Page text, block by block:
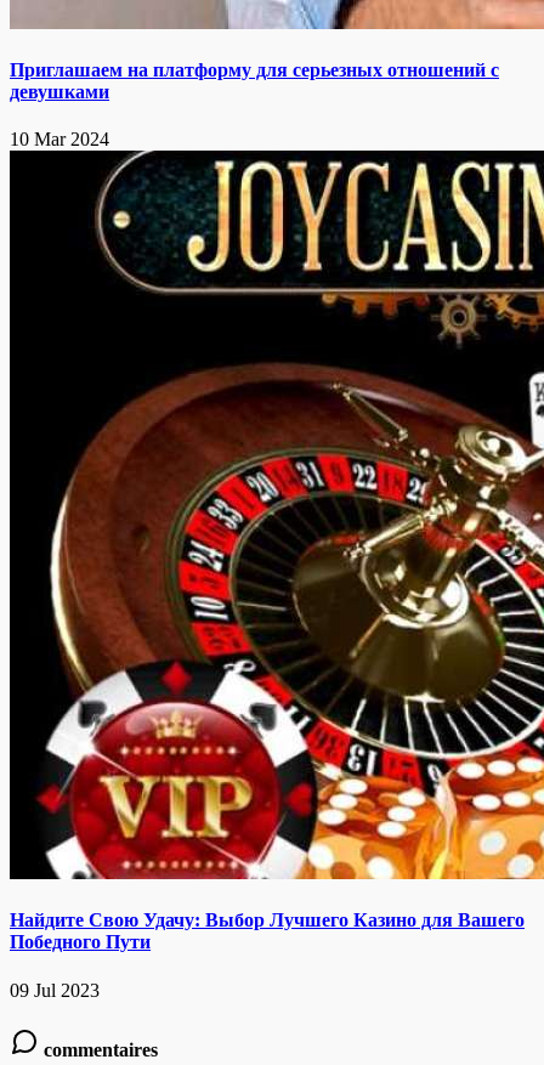
Приглашаем на платформу для серьезных отношений с
девушками
10 Mar 2024
Найдите Свою Удачу: Выбор Лучшего Казино для Вашего
Победного Пути
09 Jul 2023
commentaires